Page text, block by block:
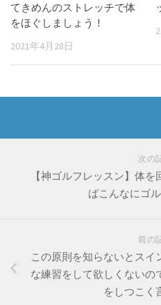
てきめんのストレッチで体
をほぐしましょう！
2021年4月28日
次の
【神ゴルフレッスン】体
ばこんなにゴ
前の
この原則を知らないとスイ
な練習をして欲しくないの
をしつこく